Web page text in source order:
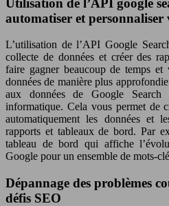
automatiser et personnaliser
L’utilisation de l’API Google
collecte de données et créer des
faire gagner beaucoup de temps et
données de manière plus
aux données de Google
informatique. Cela vous permet de
automatiquement les données et
rapports et tableaux de bord. Par
tableau de bord qui affiche
Google pour un ensemble de mots-
Dépannage des problèmes
défis SEO